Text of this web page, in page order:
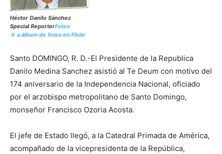
Héctor Danilo Sánchez
Special ReporterFotos
Ir a álbum de fotos en Flickr
Santo DOMINGO, R. D.-El Presidente de la Republica
Danilo Medina Sanchez asistió al Te Deum con motivo del
174 aniversario de la Independencia Nacional, oficiado
por el arzobispo metropolitano de Santo Domingo,
monseñor Francisco Ozoria Acosta.
El jefe de Estado llegó, a la Catedral Primada de América,
acompañado de la vicepresidenta de la República,